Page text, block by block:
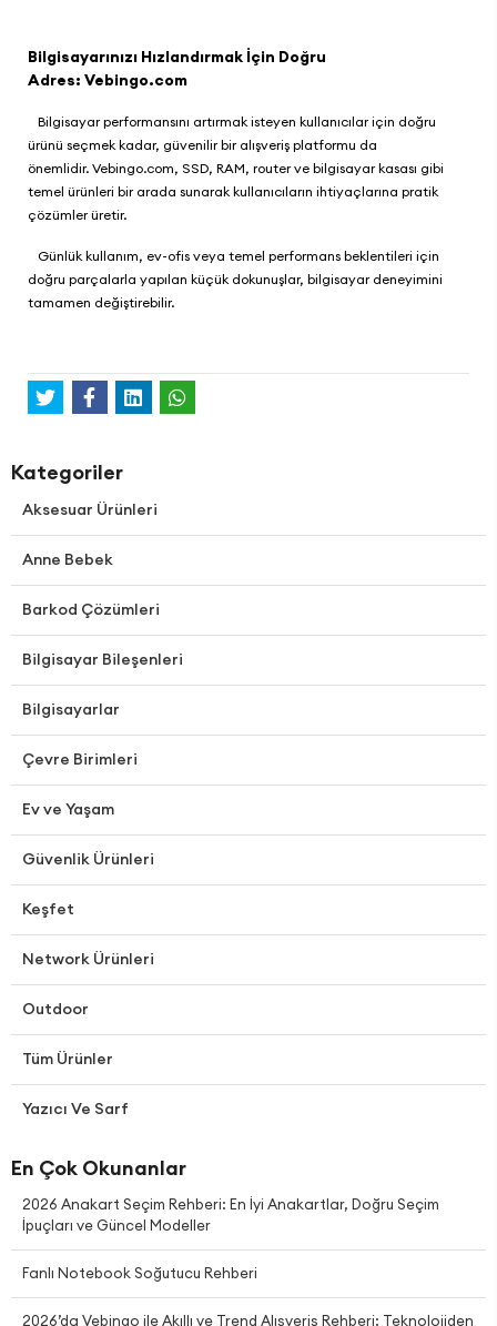
Bilgisayarınızı Hızlandırmak İçin Doğru
Adres: Vebingo.com
Bilgisayar performansını artırmak isteyen kullanıcılar için doğru
ürünü seçmek kadar, güvenilir bir alışveriş platformu da
önemlidir. Vebingo.com, SSD, RAM, router ve bilgisayar kasası gibi
temel ürünleri bir arada sunarak kullanıcıların ihtiyaçlarına pratik
çözümler üretir.
Günlük kullanım, ev-ofis veya temel performans beklentileri için
doğru parçalarla yapılan küçük dokunuşlar, bilgisayar deneyimini
tamamen değiştirebilir.
Kategoriler
Aksesuar Ürünleri
Anne Bebek
Barkod Çözümleri
Bilgisayar Bileşenleri
Bilgisayarlar
Çevre Birimleri
Ev ve Yaşam
Güvenlik Ürünleri
Keşfet
Network Ürünleri
Outdoor
Tüm Ürünler
Yazıcı Ve Sarf
En Çok Okunanlar
2026 Anakart Seçim Rehberi: En İyi Anakartlar, Doğru Seçim
İpuçları ve Güncel Modeller
Fanlı Notebook Soğutucu Rehberi
2026’da Vebingo ile Akıllı ve Trend Alışveriş Rehberi: Teknolojiden